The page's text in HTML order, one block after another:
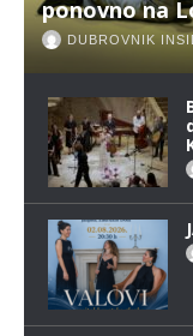
ponovno na
DUBROVNIK